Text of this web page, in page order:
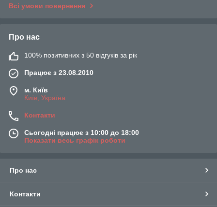
Всі умови повернення
Про нас
100% позитивних з 50 відгуків за рік
Працює з 23.08.2010
м. Київ
Київ, Україна
Контакти
Сьогодні працює з 10:00 до 18:00
Показати весь графік роботи
Про нас
Контакти